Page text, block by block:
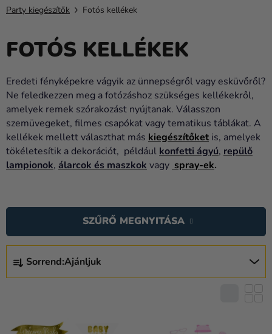
Kanekalon
Hélium
és
Esküvő
Party
Dekoráció
és
kiegészítők
Sütés
Újdonság
Party kiegészítők Fotós kellékek
FOTÓS KELLÉKEK
Eredeti fényképekre vágyik az ünnepségről vagy esküvőről?
Ne feledkezzen meg a fotózáshoz szükséges kellékekről,
amelyek remek szórakozást nyújtanak. Válasszon
szemüvegeket, filmes csapókat vagy tematikus táblákat. A
kellékek mellett választhat más kiegészítőket is, amelyek
tökéletesítik a dekorációt, például konfetti ágyú, repülő
lampionok, álarcok és maszkok vagy spray-ek.
E
R
Sorrend:Ajánljuk
SZŰRŐ MEGNYITÁSA
E
R
M
É
K
L